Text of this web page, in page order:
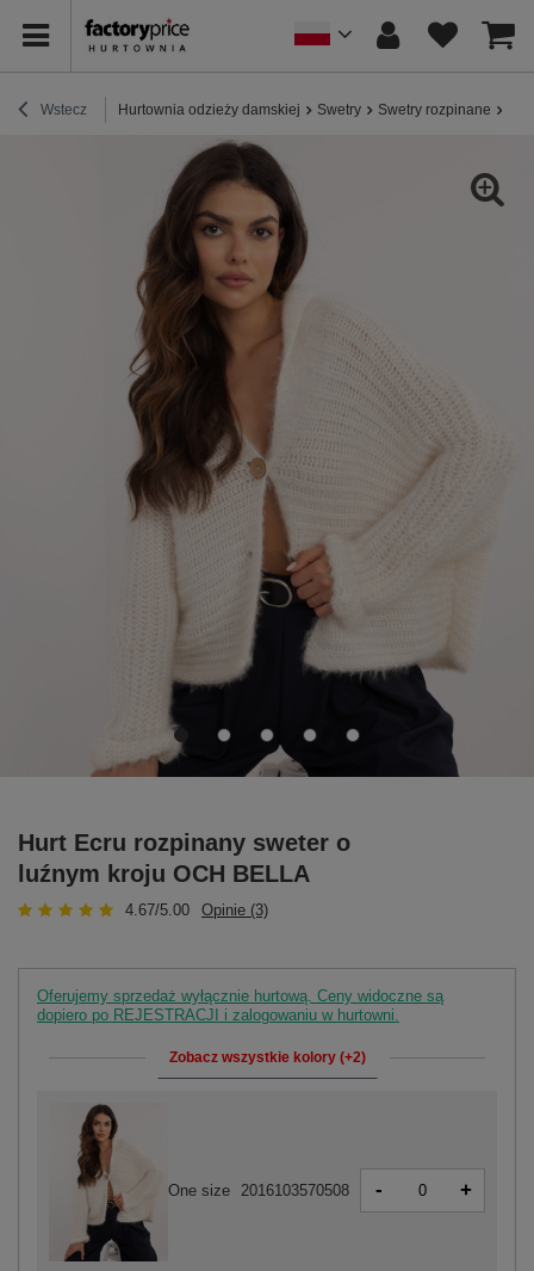
Wstecz Hurtownia odzieży damskiej Swetry Swetry rozpinane
Hurt Ecru rozpinany sweter o
luźnym kroju OCH BELLA
4.67/5.00 Opinie (3)
Oferujemy sprzedaż wyłącznie hurtową. Ceny widoczne są
dopiero po REJESTRACJI i zalogowaniu w hurtowni.
Zobacz wszystkie kolory (+2)
One size 2016103570508 - +